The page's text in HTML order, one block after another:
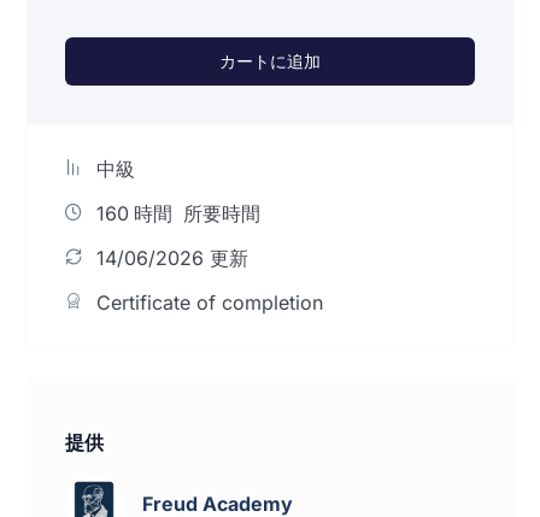
カートに追加
中級
160 時間 所要時間
14/06/2026 更新
Certificate of completion
提供
Freud Academy